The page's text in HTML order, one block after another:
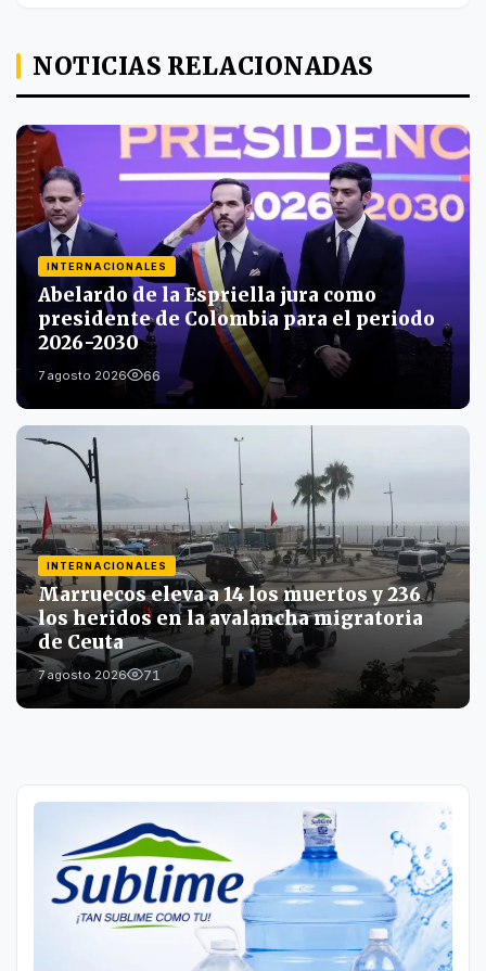
NOTICIAS RELACIONADAS
INTERNACIONALES
Abelardo de la Espriella jura como
presidente de Colombia para el periodo
2026-2030
7 agosto 2026 66
INTERNACIONALES
Marruecos eleva a 14 los muertos y 236
los heridos en la avalancha migratoria
de Ceuta
7 agosto 2026 71